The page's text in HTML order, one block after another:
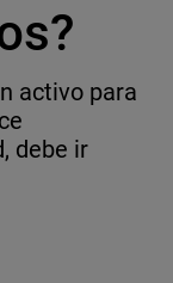
activo para
debe ir